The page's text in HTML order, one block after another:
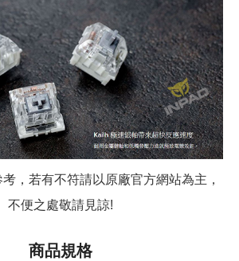
，若有不符請以原廠官方網站為主，
不便之處敬請見諒!
商品規格